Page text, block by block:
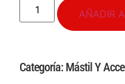
AÑADIR
Categoría: Mástil Y